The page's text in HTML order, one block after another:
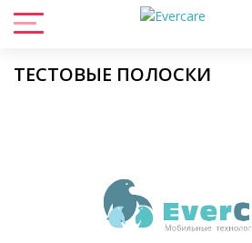
ТЕСТОВЫЕ ПОЛОСКИ